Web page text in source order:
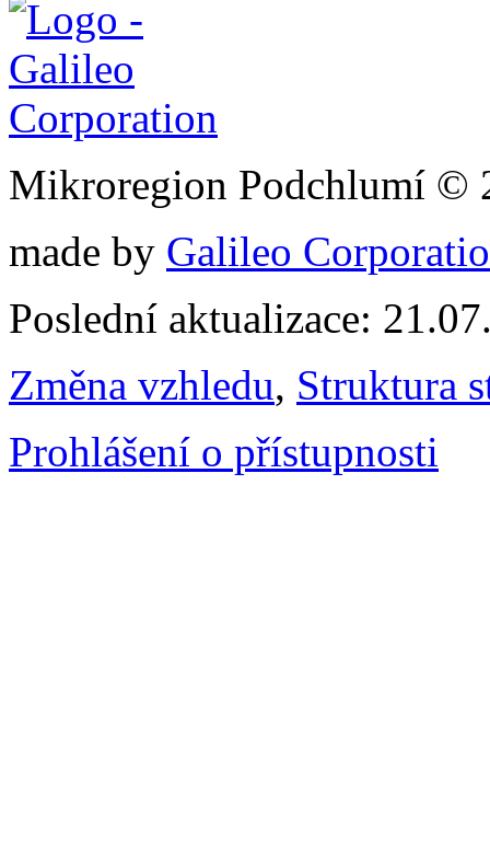
Mikroregion Podchlumí ©
made by Galileo
Poslední aktualizace:
Změna vzhledu, Struktura
Prohlášení o přístupnosti